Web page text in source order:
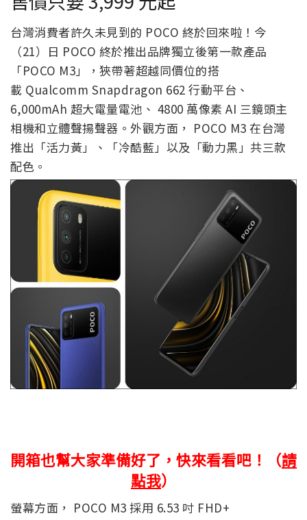
台灣消費者許久未見到的 POCO 終於回來啦！今
（21）日 POCO 終於推出品牌獨立後第一款產品
「POCO M3」，狹帶著超越同價位的搭
載 Qualcomm Snapdragon 662 行動平台、
6,000mAh 超大電量電池、 4800 萬像素 AI 三鏡頭主
相機和立體聲揚聲器。外觀方面， POCO M3 在台灣
推出「活力黃」、「冷酷藍」以及「動力黑」共三款
配色。
開箱也幫大家準備好了，快來看看吧！（請
點我）
螢幕方面， POCO M3 採用 6.53 吋 FHD+